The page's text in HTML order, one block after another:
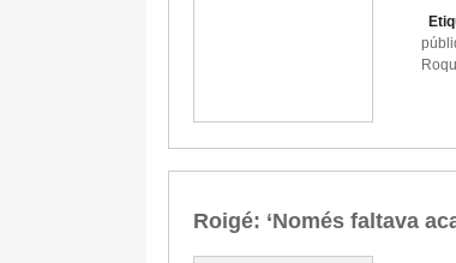
Roigé: ‘Només faltava